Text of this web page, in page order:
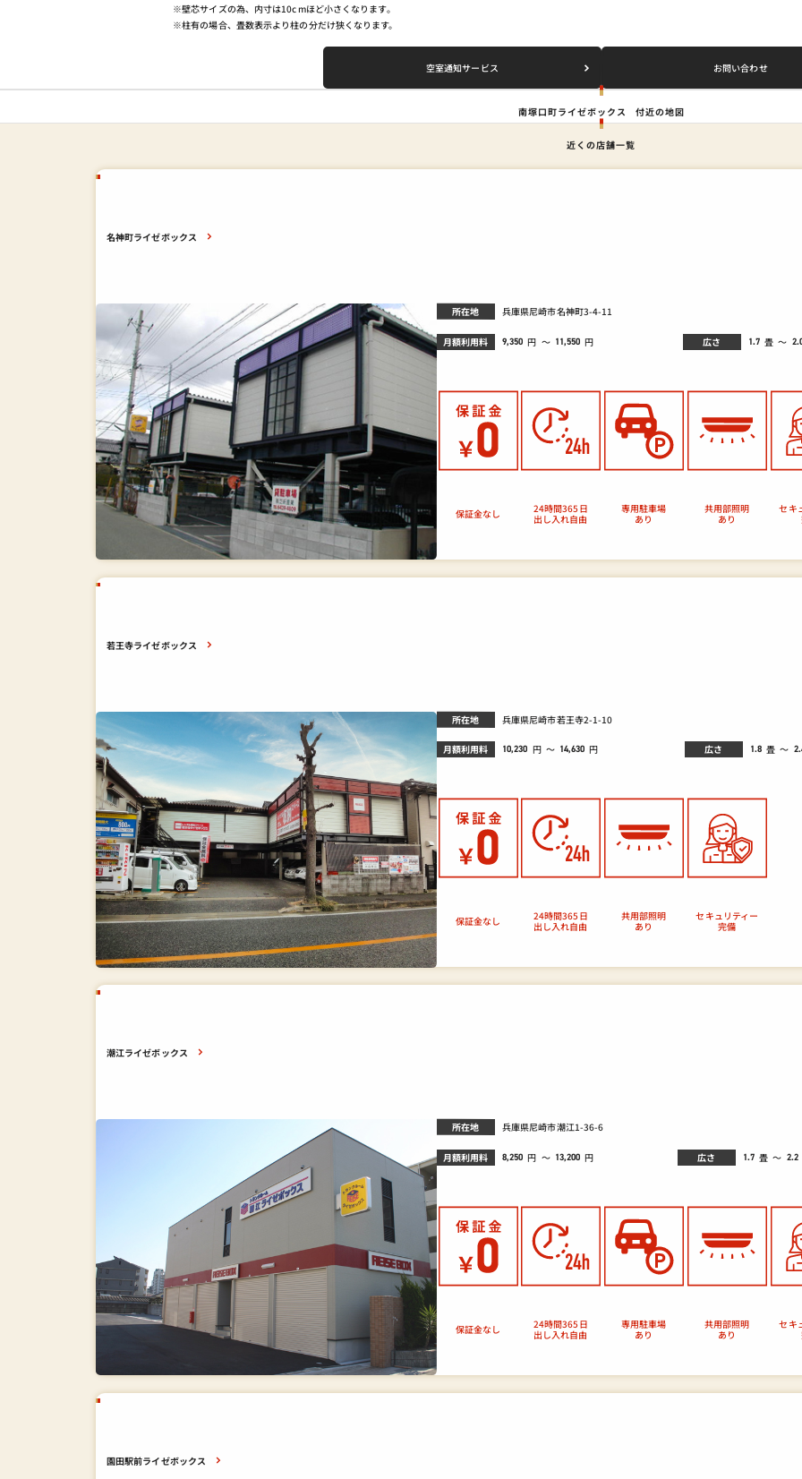
※壁芯サイズの為、内寸は10cmほど小さくなります。
※柱有の場合、畳数表示より柱の分だけ狭くなります。
空室通知サービス お問い合わせ
南塚口町ライゼボックス 付近の地図
近くの店舗一覧
名神町ライゼボックス
所在地 兵庫県尼崎市名神町3-4-11
月額利用料 9,350 円 ～ 11,550 円 広さ 1.7 畳 ～
保証金なし 24時間365日
出し入れ自由
専用駐車場
あり
共用部照明
あり
セキ
若王寺ライゼボックス
所在地 兵庫県尼崎市若王寺2-1-10
月額利用料 10,230 円 ～ 14,630 円 広さ 1.8 畳 ～
保証金なし 24時間365日
出し入れ自由
共用部照明
あり
セキュリティー
完備
潮江ライゼボックス
所在地 兵庫県尼崎市潮江1-36-6
月額利用料 8,250 円 ～ 13,200 円 広さ 1.7 畳 ～ 2.2
保証金なし 24時間365日
出し入れ自由
専用駐車場
あり
共用部照明
あり
セキ
園田駅前ライゼボックス